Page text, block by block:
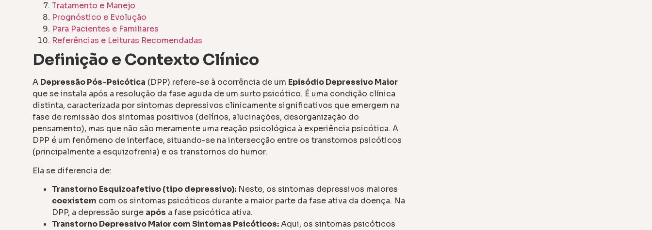
Tratamento e Manejo
Prognóstico e Evolução
Para Pacientes e Familiares
Referências e Leituras Recomendadas
Definição e Contexto Clínico
A Depressão Pós-Psicótica (DPP) refere-se à ocorrência de um Episódio Depressivo Maior
que se instala após a resolução da fase aguda de um surto psicótico. É uma condição clínica
distinta, caracterizada por sintomas depressivos clinicamente significativos que emergem na
fase de remissão dos sintomas positivos (delírios, alucinações, desorganização do
pensamento), mas que não são meramente uma reação psicológica à experiência psicótica. A
DPP é um fenômeno de interface, situando-se na intersecção entre os transtornos psicóticos
(principalmente a esquizofrenia) e os transtornos do humor.
Ela se diferencia de:
Transtorno Esquizoafetivo (tipo depressivo): Neste, os sintomas depressivos maiores
coexistem com os sintomas psicóticos durante a maior parte da fase ativa da doença. Na
DPP, a depressão surge após a fase psicótica ativa.
Transtorno Depressivo Maior com Sintomas Psicóticos:Aqui, os sintomas psicóticos